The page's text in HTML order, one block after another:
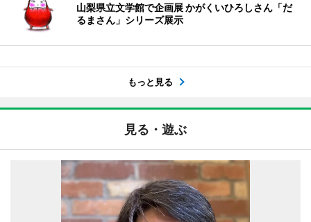
山梨県立文学館で企画展 かがくいひろしさん「だ
るまさん」シリーズ展示
もっと見る
見る・遊ぶ